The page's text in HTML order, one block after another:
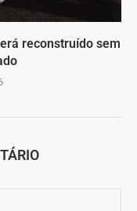
reconstruído sem